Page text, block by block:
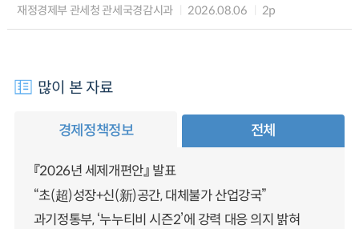
재정경제부 관세청 관세국경감시과 2026.08.06 2p
많이 본 자료
경제정책정보 전체
『2026년 세제개편안』 발표
“초(超)성장+신(新)공간, 대체불가 산업강국”
과기정통부, ‘누누티비 시즌2’에 강력 대응 의지 밝혀